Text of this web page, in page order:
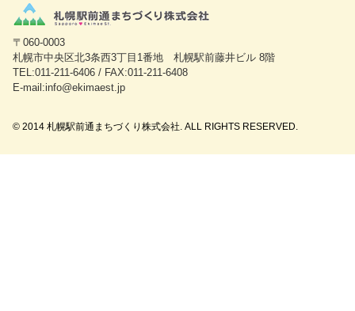
〒060-0003
札幌市中央区北3条西3丁目1番地 札幌駅前藤井ビル 8階
TEL:011-211-6406 / FAX:011-211-6408
E-mail:info@ekimaest.jp
© 2014 札幌駅前通まちづくり株式会社. ALL RIGHTS RESERVED.